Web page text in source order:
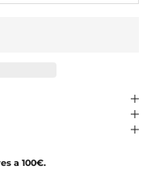
a 100€.